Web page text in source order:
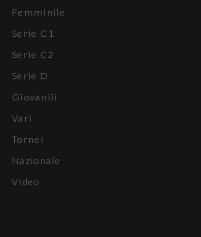
Femminile
Serie C1
Serie C2
Serie D
Giovanili
Vari
Tornei
Nazionale
Video